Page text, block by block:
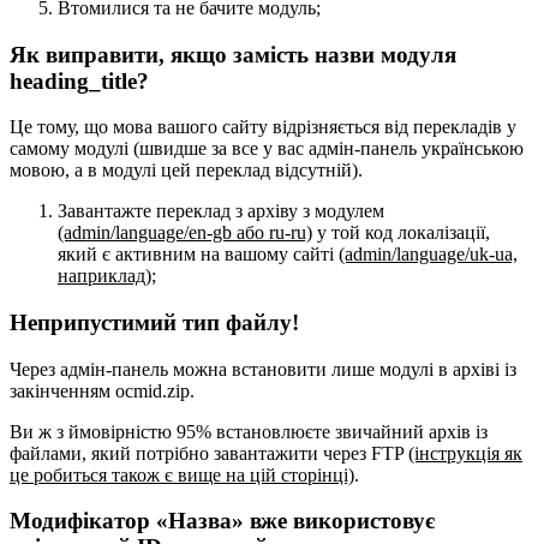
Втомилися та не бачите модуль;
Як виправити, якщо замість назви модуля
heading_title?
Це тому, що мова вашого сайту відрізняється від перекладів у
самому модулі (швидше за все у вас адмін-панель українською
мовою, а в модулі цей переклад відсутній).
Завантажте переклад з архіву з модулем
(admin/language/en-gb або ru-ru) у той код локалізації,
який є активним на вашому сайті (admin/language/uk-ua,
наприклад);
Неприпустимий тип файлу!
Через адмін-панель можна встановити лише модулі в архіві із
закінченням ocmid.zip.
Ви ж з ймовірністю 95% встановлюєте звичайний архів із
файлами, який потрібно завантажити через FTP(інструкція як
це робиться також є вище на цій сторінці).
Модифікатор «Назва» вже використовує